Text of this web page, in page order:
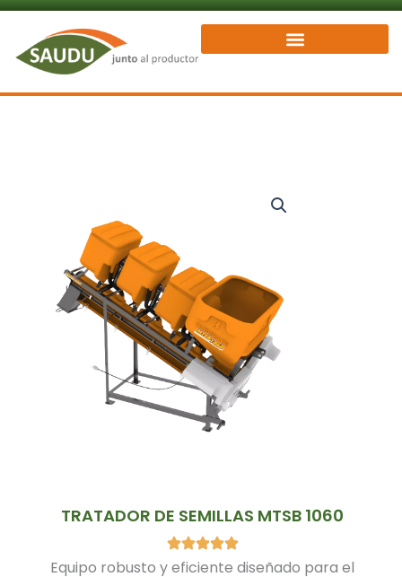
Ir
contenido
TRATADOR DE SEMILLAS MTSB 1060
Equipo robusto y eficiente diseñado para el